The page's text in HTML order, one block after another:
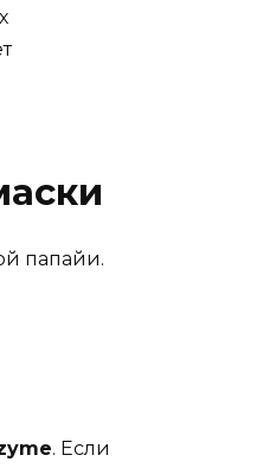
папайи.
. Если